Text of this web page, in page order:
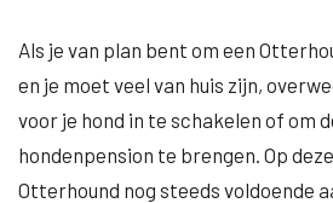
Als je van plan bent om een
en je moet veel van huis zijn,
voor je hond in te schakelen of om
hondenpension te brengen. Op
Otterhound nog steeds voldoende